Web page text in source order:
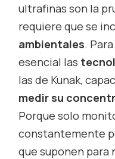
ultrafinas son la
requiere que se
ambientales.
esencial las
las de Kunak,
medir su
Porque solo
constantemente
que suponen para